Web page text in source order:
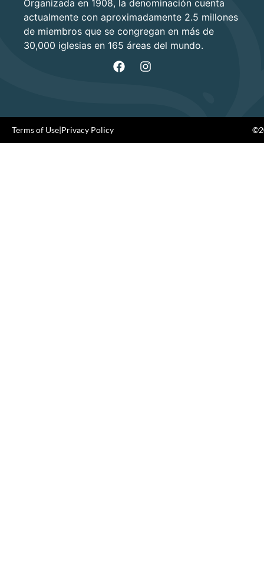
Organizada en 1908, la denominación cuenta
actualmente con aproximadamente 2.5 millones
de miembros que se congregan en más de
30,000 iglesias en 165 áreas del mundo.
Terms of Use Privacy Policy